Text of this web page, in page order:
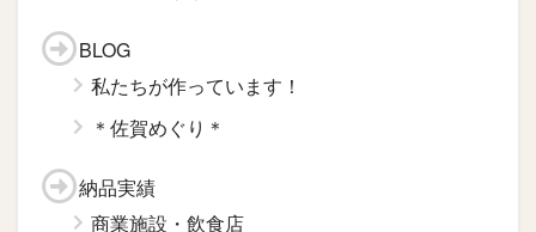
BLOG
私たちが作っています！
＊佐賀めぐり＊
納品実績
商業施設・飲食店